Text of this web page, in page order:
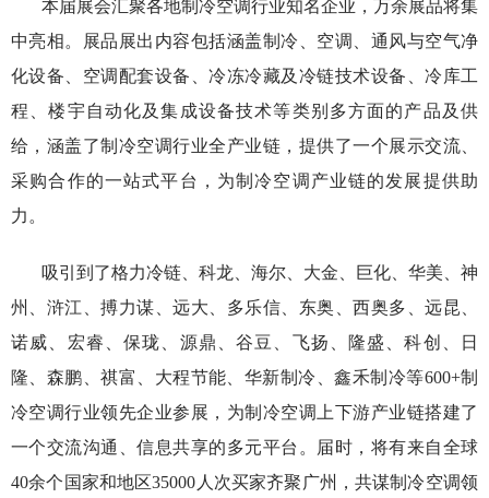
本届展会汇聚各地制冷空调行业知名企业，万余展品将集
中亮相。展品展出内容包括涵盖制冷、空调、通风与空气净
化设备、空调配套设备、冷冻冷藏及冷链技术设备、冷库工
程、楼宇自动化及集成设备技术等类别多方面的产品及供
给，涵盖了制冷空调行业全产业链，提供了一个展示交流、
采购合作的一站式平台，为制冷空调产业链的发展提供助
力。
吸引到了格力冷链、科龙、海尔、大金、巨化、华美、神
州、浒江、搏力谋、远大、多乐信、东奥、西奥多、远昆、
诺威、宏睿、保珑、源鼎、谷豆、飞扬、隆盛、科创、日
隆、森鹏、祺富、大程节能、华新制冷、鑫禾制冷等600+制
冷空调行业领先企业参展，为制冷空调上下游产业链搭建了
一个交流沟通、信息共享的多元平台。届时，将有来自全球
40余个国家和地区35000人次买家齐聚广州，共谋制冷空调领